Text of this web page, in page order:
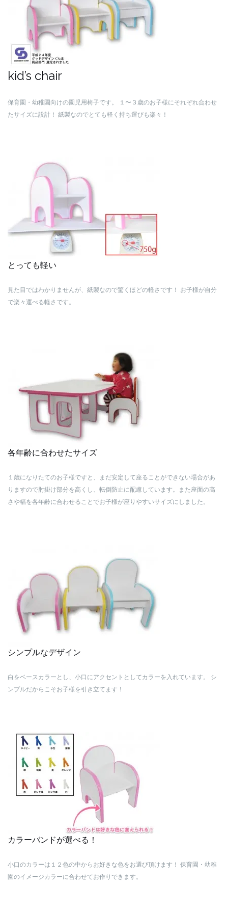
kid’s chair
保育園・幼稚園向けの園児用椅子です。
１〜３歳のお子様にそれぞれ合わせ
たサイズに設計！ 紙製なのでとても軽く持ち運びも楽々！
とっても軽い
見た目ではわかりませんが、紙製なので驚くほどの軽さです！
お子様が自分
で楽々運べる軽さです。
各年齢に合わせたサイズ
１歳になりたてのお子様ですと、まだ安定して座ることができない場合があ
りますので肘掛け部分を高くし、転倒防止に配慮しています。また座面の高
さや幅を各年齢に合わせることでお子様が座りやすいサイズにしました。
シンプルなデザイン
白をベースカラーとし、小口にアクセントとしてカラーを入れています。
シ
ンプルだからこそお子様を引き立てます！
カラーバンドが選べる！
小口のカラーは１２色の中からお好きな色をお選び頂けます！ 保育園・幼稚
園のイメージカラーに合わせてお作りできます。